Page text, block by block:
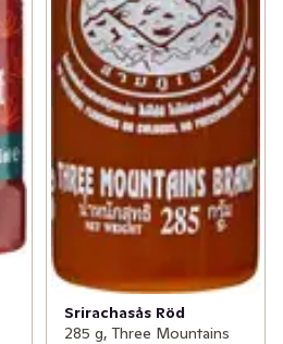
Srirachasås Röd
285 g, Three Mountains